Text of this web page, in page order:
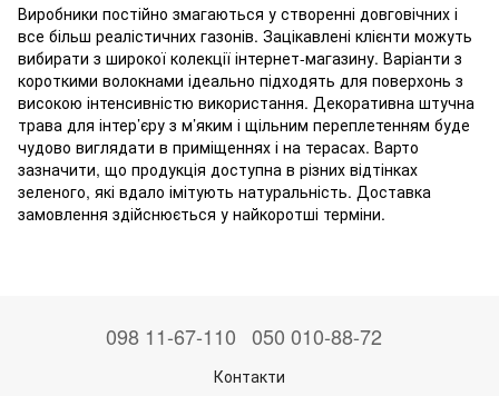
Виробники постійно змагаються у створенні довговічних і
все більш реалістичних газонів. Зацікавлені клієнти можуть
вибирати з широкої колекції інтернет-магазину. Варіанти з
короткими волокнами ідеально підходять для поверхонь з
високою інтенсивністю використання. Декоративна штучна
трава для інтер’єру з м’яким і щільним переплетенням буде
чудово виглядати в приміщеннях і на терасах. Варто
зазначити, що продукція доступна в різних відтінках
зеленого, які вдало імітують натуральність. Доставка
замовлення здійснюється у найкоротші терміни.
098 11-67-110 050 010-88-72
Контакти